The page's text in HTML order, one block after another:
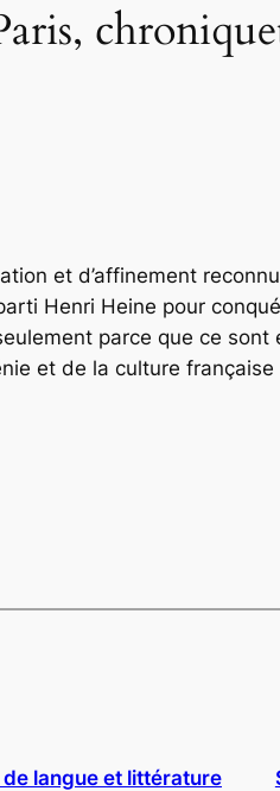
et d’affinement
Henri Heine pour
parce que ce sont
et de la culture française
langue et littérature